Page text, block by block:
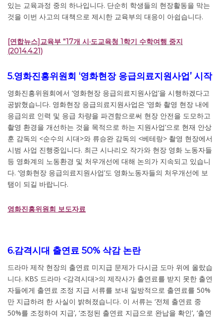
있는 교육과정 중의 하나입니다. 단순히 학생들의 현장활동을 막는
것을 이번 사고의 대책으로 제시한 교육부의 대응이 아쉽습니다.
[연합뉴스]교육부 “17개 시·도교육청 1학기 수학여행 중지
(2014.4.21)
5.영화진흥위원회 ‘영화현장 응급의료지원사업’ 시작
영화진흥위원회에서 ‘영화현장 응급의료지원사업’을 시행하겠다고
공밝혔습니다. 영화현장 응급의료지원사업은 ‘영화 촬영 현장 내에
응급의료 인력 및 응급 차량을 파견함으로써 현장 안전을 도모하고
촬영 환경을 개선하는 것을 목적으로 하는 지원사업’으로 현재 안상
훈 감독의 <순수의 시대>와 류승완 감독의 <베테랑> 촬영 현장에서
시범 사업 진행중입니다. 최근 시나리오 작가와 현장 영화 노동자들
등 영화계의 노동환경 및 처우개선에 대해 논의가 지속되고 있습니
다. ‘영화현장 응급의료지원사업’도 영화노동자들의 처우개선에 보
탬이 되길 바랍니다.
영화진흥위원회 보도자료
6.감격시대 출연료 50% 삭감 논란
드라마 제작 현장의 출연료 미지급 문제가 다시금 도마 위에 올랐습
니다. KBS 드라마 <감격시대>의 제작사가 출연료를 받지 못한 출연
자들에게 출연료 조정 지급 서류를 보내 일방적으로 출연료를 50%
만 지급하려 한 사실이 밝혀졌습니다. 이 서류는 ‘전체 출연료 중
50%를 조정하여 지급’, ‘조정된 출연료 지급으로 완납을 확인’, ‘출연